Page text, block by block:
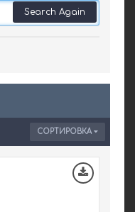
Search Again
СОРТИРОВКА